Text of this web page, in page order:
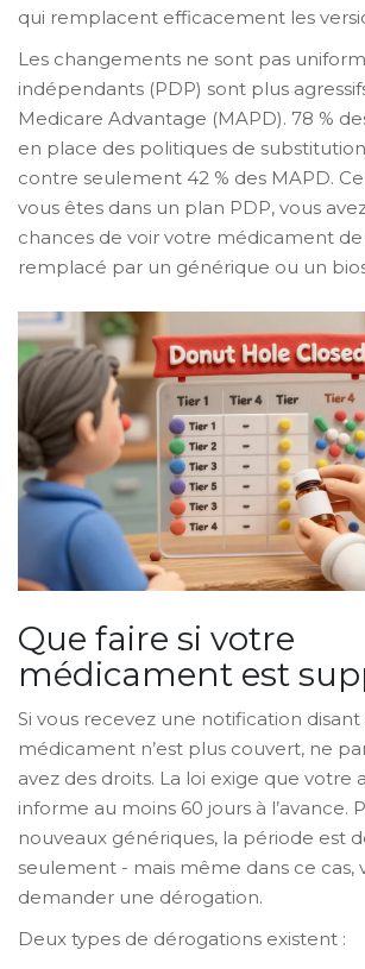
qui remplacent efficacement les
Les changements ne sont pas
indépendants (PDP) sont plus
Medicare Advantage (MAPD). 78 %
en place des politiques de
contre seulement 42 % des MAPD.
vous êtes dans un plan PDP, vous
chances de voir votre médicament
remplacé par un générique ou un
Que faire si votre
médicament est
Si vous recevez une notification
médicament n’est plus couvert, ne
avez des droits. La loi exige que votre
informe au moins 60 jours à l’avance.
nouveaux génériques, la période est
seulement - mais même dans ce cas,
demander une dérogation.
Deux types de dérogations existent :